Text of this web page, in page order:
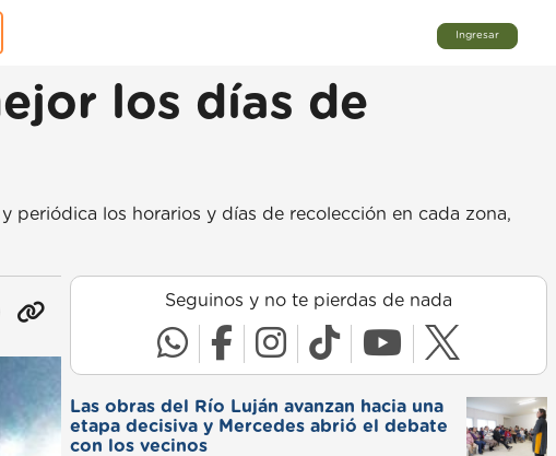
Ingresar
los días de
los horarios y días de recolección en cada zona,
Seguinos y no te pierdas de nada
Las obras del Río Luján avanzan hacia una
etapa decisiva y Mercedes abrió el debate
con los vecinos